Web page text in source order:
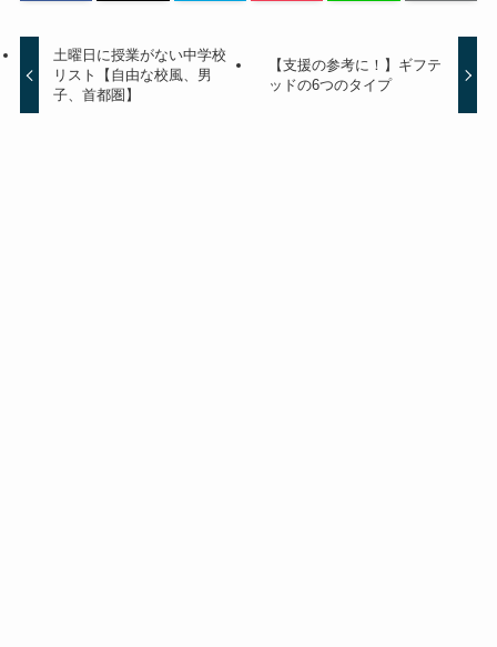
土曜日に授業がない中学校
リスト【自由な校風、男
子、首都圏】
【支援の参考に！】ギフテ
ッドの6つのタイプ